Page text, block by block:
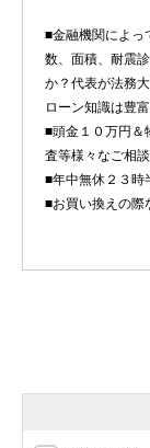
■金融機関によっ
数、面積、耐震
か？代表が法務
ローン知識は豊
■頭金１０万円＆
査等様々なご相
■年中無休２３時
■お買い換えの際